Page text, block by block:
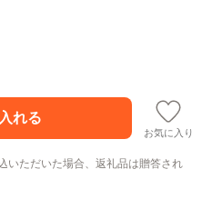
お気に入り
いただいた場合、返礼品は贈答され